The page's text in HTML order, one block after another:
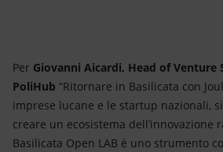
Per Giovanni Aicardi, Head of Venture
PoliHub “Ritornare in Basilicata con
imprese lucane e le startup nazionali,
creare un ecosistema dell’innovazione
Basilicata Open LAB è uno strumento